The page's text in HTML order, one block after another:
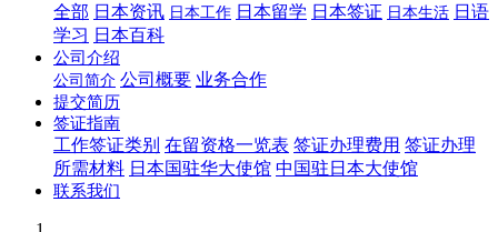
全部 日本资讯 日本工作 日本留学 日本签证 日本生活 日语
学习 日本百科
公司介绍
公司简介 公司概要 业务合作
提交简历
签证指南
工作签证类别 在留资格一览表 签证办理费用 签证办理
所需材料 日本国驻华大使馆 中国驻日本大使馆
联系我们